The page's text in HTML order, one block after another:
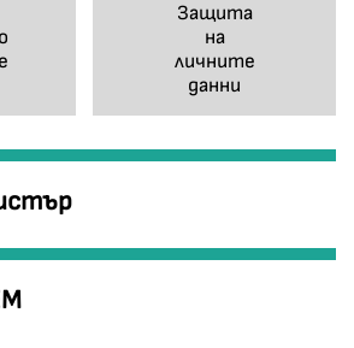
Защита
на
личните
данни